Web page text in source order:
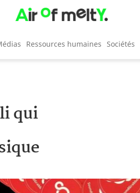
Ressources humaines Sociétés
qui